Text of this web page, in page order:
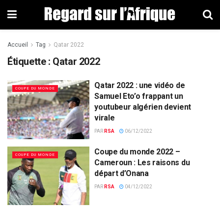
Accueil Tag Qatar 2022
Étiquette : Qatar 2022
COUPE DU MONDE
Qatar 2022 : une vidéo de
Samuel Eto’o frappant un
youtubeur algérien devient
virale
PAR RSA 06/12/2022
COUPE DU MONDE
Coupe du monde 2022 –
Cameroun : Les raisons du
départ d’Onana
PAR RSA 04/12/2022